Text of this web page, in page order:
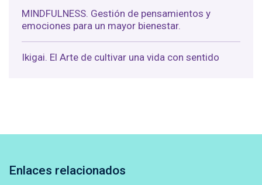
MINDFULNESS. Gestión de pensamientos y
emociones para un mayor bienestar.
Ikigai. El Arte de cultivar una vida con sentido
Enlaces relacionados